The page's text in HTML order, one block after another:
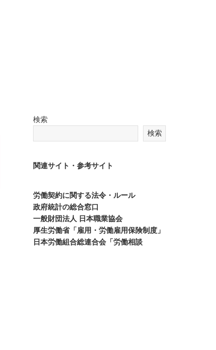
検索
検索
関連サイト・参考サイト
労働契約に関する法令・ルール
政府統計の総合窓口
一般財団法人 日本職業協会
厚生労働省「雇用・労働雇用保険制度」
日本労働組合総連合会「労働相談